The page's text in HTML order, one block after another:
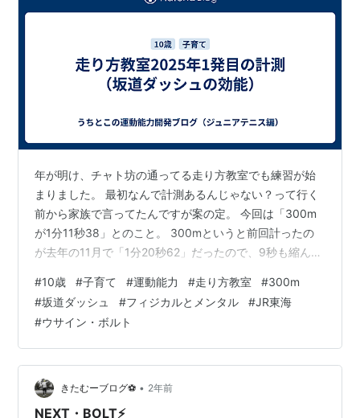
年が明け、チャト坊の通ってる走り方教室でも練習が始
まりました。 最初なんで計測あるんじゃない？って行く
前から家族で言ってたんですが案の定。 今回は「300m
が1分11秒38」とのこと。 300mというと前回計ったの
が去年の11月で「1分20秒62」だったので、9秒も縮んで
イムを教えてくれる前からすごくうまく走れた、ってち
ょい興奮気味で伝えてくれました。 実はこの躍進には訳
がありまして……。 年末くらいから妻の発案で坂道ダッ
シュさせてるんですよね。チャト坊に。 走り方教室に入
ったときと同様、またもやチャト坊にどうしても足が速
くなって欲しい理由が…
#10歳 #子育て #運動能力 #走り方教室 #300m
#坂道ダッシュ #フィジカルとメンタル #JR東海
#ウサイン・ボルト
きたむーブログ⚽ • 2年前
NEXT・BOLT⚡